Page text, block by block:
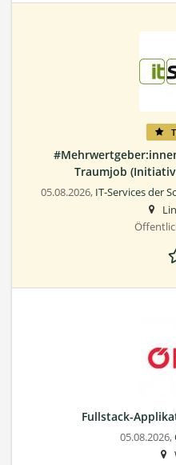
Traumjob
05.08.2026, IT-Services der
Fullstack-
05.08.2026,